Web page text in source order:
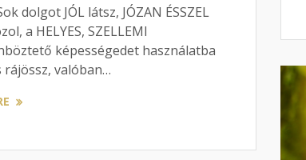
dolgot JÓL látsz, JÓZAN ÉSSZEL
a HELYES, SZELLEMI
képességedet használatba
rájössz, valóban…